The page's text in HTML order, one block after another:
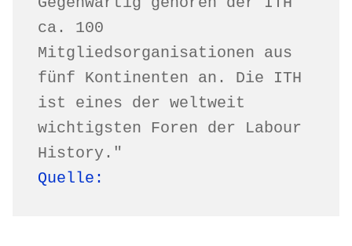
ca. 100
Mitgliedsorganisationen aus
fünf Kontinenten an. Die ITH
ist eines der weltweit
wichtigsten Foren der Labour
History."
Quelle: